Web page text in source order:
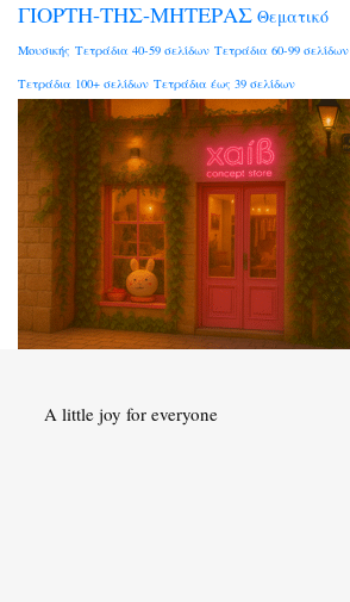
ΓΙΟΡΤΗ-ΤΗΣ-ΜΗΤΕΡΑΣ Θεματικό
Μουσικής Τετράδια 40-59 σελίδων Τετράδια 60-99 σελίδων
Τετράδια 100+ σελίδων Τετράδια έως 39 σελίδων
A little joy for everyone